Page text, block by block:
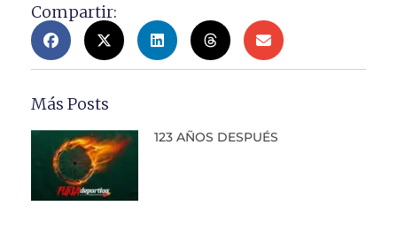
Compartir:
Más Posts
123 AÑOS DESPUÉS